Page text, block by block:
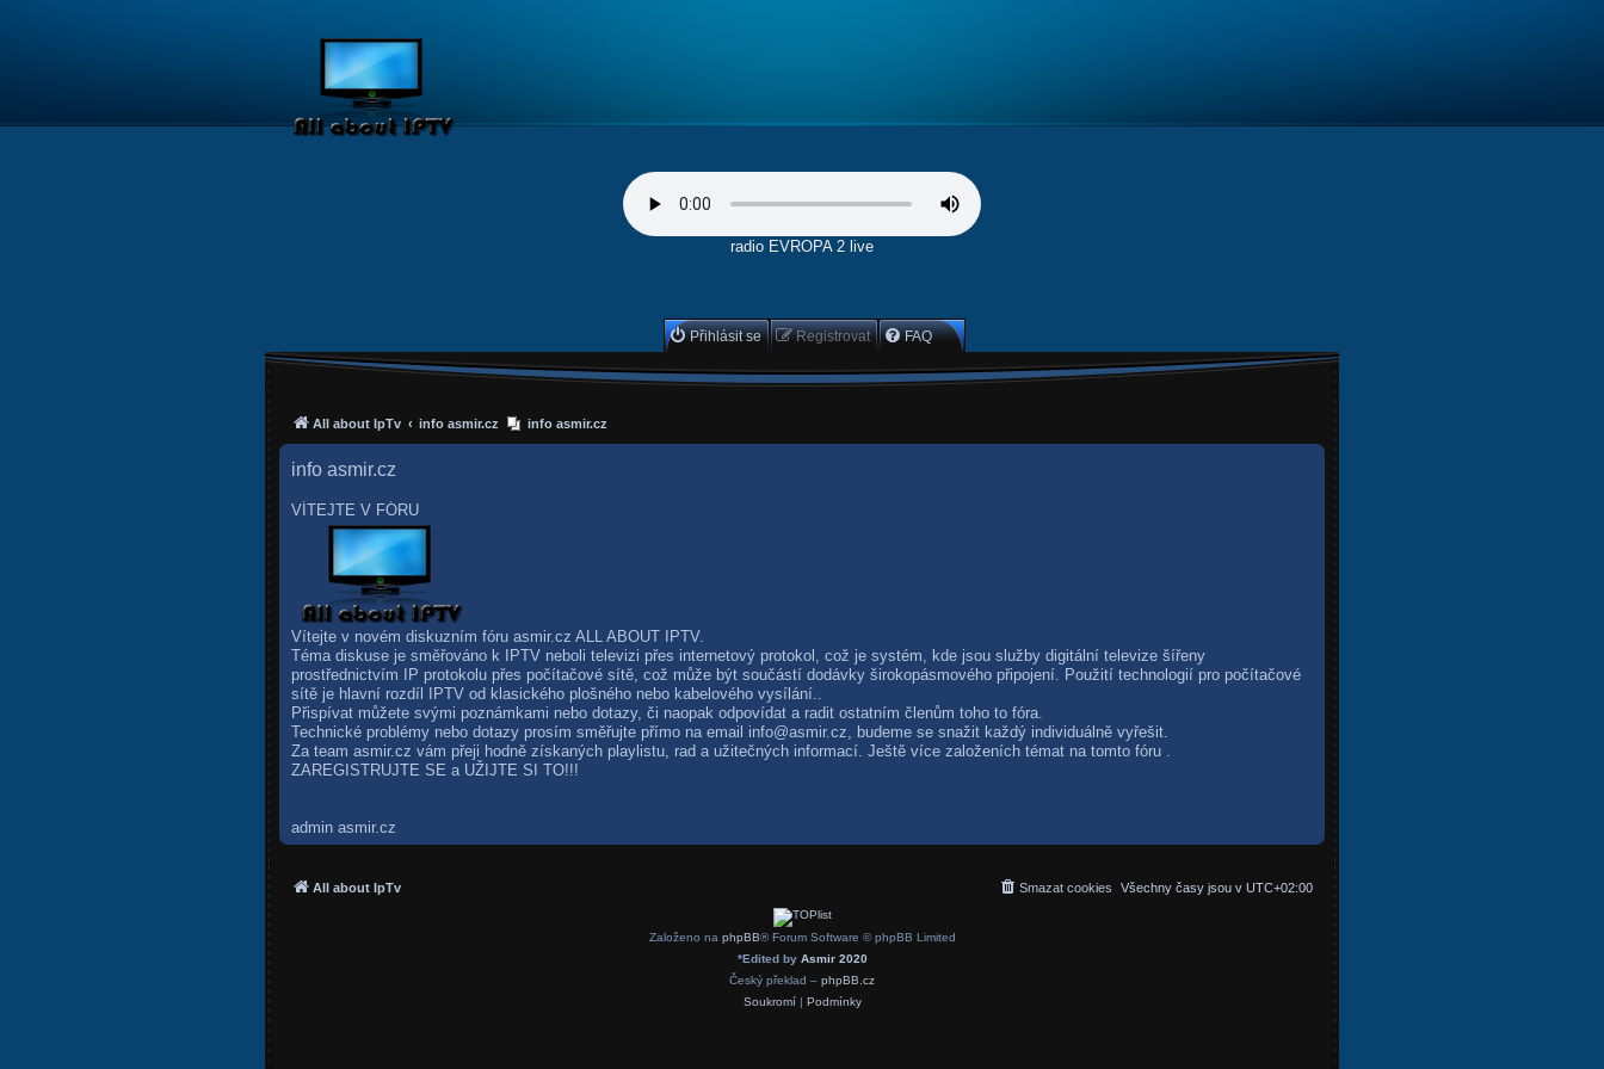
radio EVROPA 2 live
Přihlásit se Registrovat FAQ
All about IpTv info asmir.cz info asmir.cz
info asmir.cz
VÍTEJTE V FÓRU
Vítejte v novém diskuzním fóru asmir.cz ALL ABOUT IPTV.
Téma diskuse je směřováno k IPTV neboli televizi přes internetový protokol, což je systém, kde jsou služby digitální televize šířeny
prostřednictvím IP protokolu přes počítačové sítě, což může být součástí dodávky širokopásmového připojení. Použití technologií pro počítačové
sítě je hlavní rozdíl IPTV od klasického plošného nebo kabelového vysílání..
Přispívat můžete svými poznámkami nebo dotazy, či naopak odpovídat a radit ostatním členům toho to fóra.
Technické problémy nebo dotazy prosím směřujte přímo na email info@asmir.cz , budeme se snažit každý individuálně vyřešit.
Za team asmir.cz vám přeji hodně získaných playlistu, rad a užitečných informací. Ještě více založeních témat na tomto fóru .
ZAREGISTRUJTE SE a UŽIJTE SI TO!!!
admin asmir.cz
All about IpTv Všechny časy jsou v UTC+02:00
Smazat cookies
Založeno na phpBB® Forum Software © phpBB Limited
*Edited by Asmir 2020
Český překlad – phpBB.cz
Soukromí| Podmínky